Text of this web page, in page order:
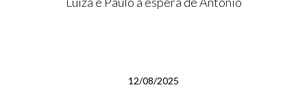
gestant
12/08/2025